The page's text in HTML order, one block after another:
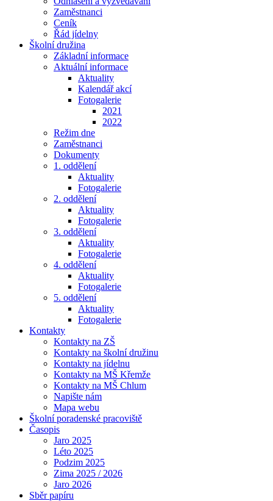
Zaměstnanci
Ceník
Řád jídelny
Školní družina
Základní informace
Aktuální informace
Aktuality
Kalendář akcí
Fotogalerie
2021
2022
Režim dne
Zaměstnanci
Dokumenty
1. oddělení
Aktuality
Fotogalerie
2. oddělení
Aktuality
Fotogalerie
3. oddělení
Aktuality
Fotogalerie
4. oddělení
Aktuality
Fotogalerie
5. oddělení
Aktuality
Fotogalerie
Kontakty
Kontakty na ZŠ
Kontakty na školní družinu
Kontakty na jídelnu
Kontakty na MŠ Křemže
Kontakty na MŠ Chlum
Napište nám
Mapa webu
Školní poradenské pracoviště
Časopis
Jaro 2025
Léto 2025
Podzim 2025
Zima 2025 / 2026
Jaro 2026
Sběr papíru